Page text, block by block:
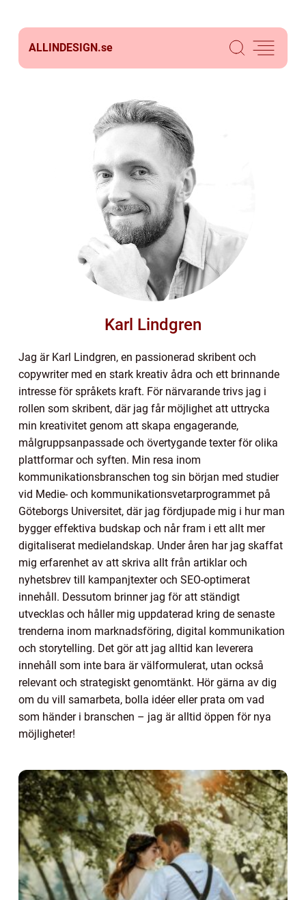
ALLINDESIGN.se
Karl Lindgren
Jag är Karl Lindgren, en passionerad skribent och
copywriter med en stark kreativ ådra och ett brinnande
intresse för språkets kraft. För närvarande trivs jag i
rollen som skribent, där jag får möjlighet att uttrycka
min kreativitet genom att skapa engagerande,
målgruppsanpassade och övertygande texter för olika
plattformar och syften. Min resa inom
kommunikationsbranschen tog sin början med studier
vid Medie- och kommunikationsvetarprogrammet på
Göteborgs Universitet, där jag fördjupade mig i hur man
bygger effektiva budskap och når fram i ett allt mer
digitaliserat medielandskap. Under åren har jag skaffat
mig erfarenhet av att skriva allt från artiklar och
nyhetsbrev till kampanjtexter och SEO-optimerat
innehåll. Dessutom brinner jag för att ständigt
utvecklas och håller mig uppdaterad kring de senaste
trenderna inom marknadsföring, digital kommunikation
och storytelling. Det gör att jag alltid kan leverera
innehåll som inte bara är välformulerat, utan också
relevant och strategiskt genomtänkt. Hör gärna av dig
om du vill samarbeta, bolla idéer eller prata om vad
som händer i branschen – jag är alltid öppen för nya
möjligheter!